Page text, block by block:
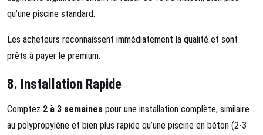
qu’une piscine standard.
Les acheteurs reconnaissent immédiatement la qualité et sont
prêts à payer le premium.
8. Installation Rapide
Comptez 2 à 3 semaines pour une installation complète, similaire
au polypropylène et bien plus rapide qu’une piscine en béton (2-3